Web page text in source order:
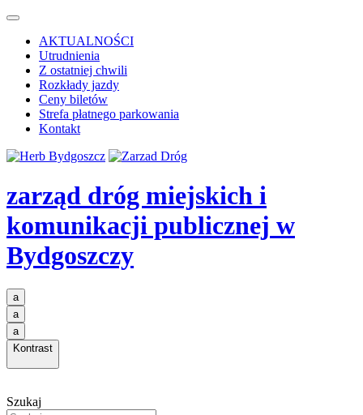
AKTUALNOŚCI
Utrudnienia
Z ostatniej chwili
Rozkłady jazdy
Ceny biletów
Strefa płatnego parkowania
Kontakt
zarząd dróg miejskich i
komunikacji publicznej w
Bydgoszczy
a
a
a
Kontrast
Szukaj